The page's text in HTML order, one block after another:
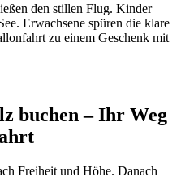
den stillen Flug. Kinder
Erwachsene spüren die klare
zu einem Geschenk mit
buchen – Ihr Weg
Freiheit und Höhe. Danach